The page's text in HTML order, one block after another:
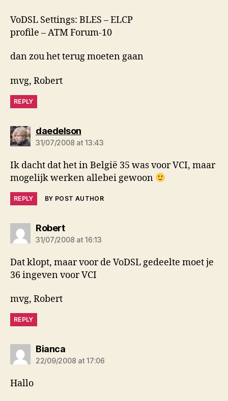
VoDSL Settings: BLES – ELCP
profile – ATM Forum-10
dan zou het terug moeten gaan
mvg, Robert
REPLY
daedelsonsays:
31/07/2008 at 13:43
Ik dacht dat het in België 35 was voor VCI, maar
mogelijk werken allebei gewoon
REPLY BY POST AUTHOR
Robertsays:
31/07/2008 at 16:13
Dat klopt, maar voor de VoDSL gedeelte moet je
36 ingeven voor VCI
mvg, Robert
REPLY
Biancasays:
22/09/2008 at 17:06
Hallo